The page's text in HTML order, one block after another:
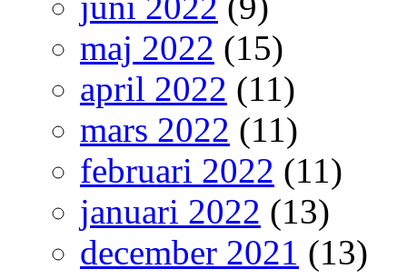
maj 2022 (15)
april 2022 (11)
mars 2022 (11)
februari 2022 (11)
januari 2022 (13)
december 2021 (13)